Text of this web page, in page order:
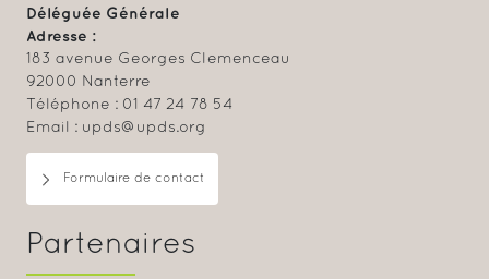
Déléguée Générale
Adresse :
183 avenue Georges Clemenceau
92000 Nanterre
Téléphone : 01 47 24 78 54
Email : upds@upds.org
Formulaire de contact
Partenaires